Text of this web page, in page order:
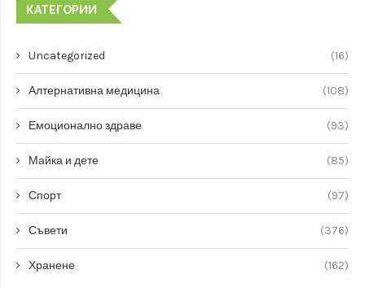
КАТЕГОРИИ
Uncategorized (16)
Алтернативна медицина (108)
Емоционално здраве (93)
Майка и дете (85)
Спорт (97)
Съвети (376)
Хранене (162)